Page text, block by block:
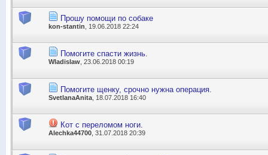
Прошу помощи по собаке
kon-stantin , 19.06.2018 22:24
Помогите спасти жизнь.
Wladislaw , 23.06.2018 00:19
Помогите щенку, срочно нужна операция.
SvetlanaAnita , 18.07.2018 16:40
Кот с переломом ноги.
Alechka44700 , 31.07.2018 20:39